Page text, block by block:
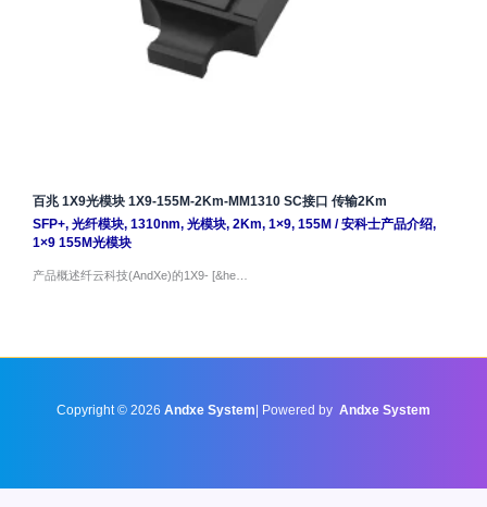
百兆 1X9光模块 1X9-155M-2Km-MM1310 SC接口 传输2Km
SFP+, 光纤模块, 1310nm, 光模块, 2Km, 1×9, 155M /安科士产品介绍,
1×9 155M光模块
产品概述纤云科技(AndXe)的1X9- [&he…
Copyright © 2026 Andxe System | Powered by Andxe System